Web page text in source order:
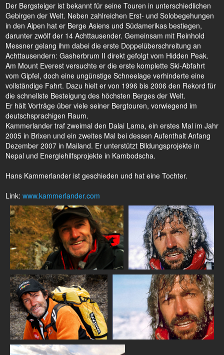
Der Bergsteiger ist bekannt für seine Touren in unterschiedlichen
Gebirgen der Welt. Neben zahlreichen Erst- und Solobegehungen
in den Alpen hat er Berge Asiens und Südamerikas bestiegen,
darunter zwölf der 14 Achttausender. Gemeinsam mit Reinhold
Messner gelang ihm dabei die erste Doppelüberschreitung an
Achttausendern: Gasherbrum II direkt gefolgt vom Hidden Peak.
Am Mount Everest versuchte er die erste komplette Ski-Abfahrt
vom Gipfel, doch eine ungünstige Schneelage verhinderte eine
vollständige Fahrt. Dazu hielt er von 1996 bis 2006 den Rekord für
die schnellste Besteigung des höchsten Berges der Welt.
Er hält Vorträge über viele seiner Bergtouren, vorwiegend im
deutschsprachigen Raum.
Kammerlander traf zweimal den Dalai Lama, ein erstes Mal im Jahr
2005 in Brixen und ein zweites Mal bei dessen Aufenthalt Anfang
Dezember 2007 in Mailand. Er unterstützt Bildungsprojekte in
Nepal und Energiehilfsprojekte in Kambodscha.
Hans Kammerlander ist geschieden und hat eine Tochter.
Link: www.kammerlander.com